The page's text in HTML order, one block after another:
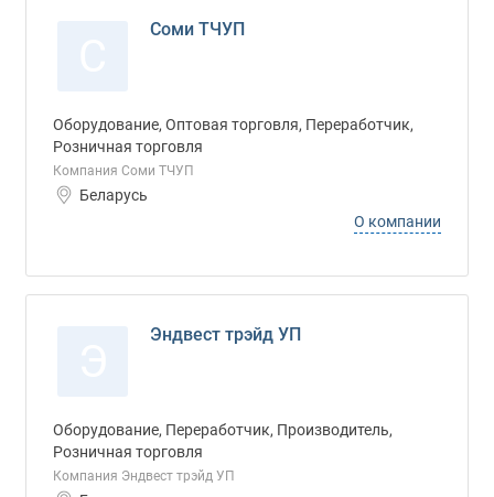
Соми ТЧУП
Оборудование, Оптовая торговля, Переработчик,
Розничная торговля
Компания Соми ТЧУП
Беларусь
О компании
Эндвест трэйд УП
Оборудование, Переработчик, Производитель,
Розничная торговля
Компания Эндвест трэйд УП